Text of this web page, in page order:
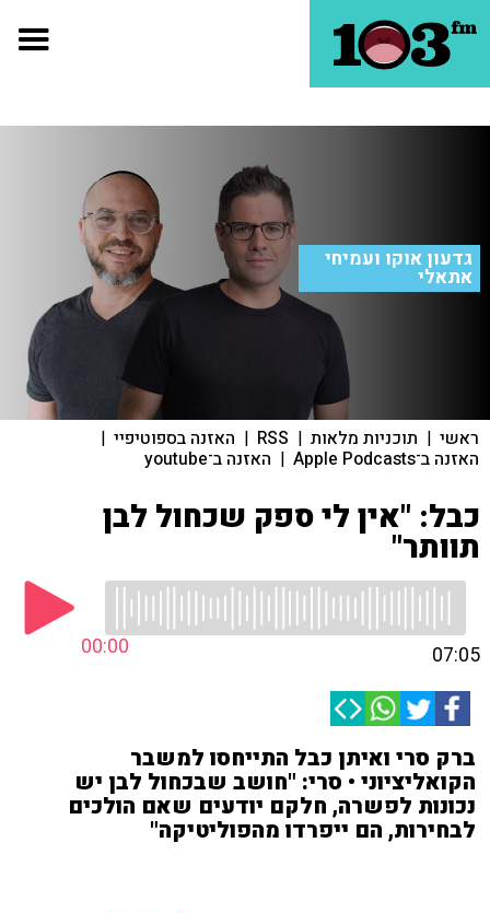
גדעון אוקו ועמיחי
אתאלי
ראשי | תוכניות מלאות |
RSS
| האזנה בספוטיפיי |
האזנה ב־Apple Podcasts | האזנה ב־youtube
כבל: "אין לי ספק שכחול לבן
תוותר"
00:00 07:05
ברק סרי ואיתן כבל התייחסו למשבר
הקואליציוני • סרי: "חושב שבכחול לבן יש
נכונות לפשרה, חלקם יודעים שאם הולכים
לבחירות, הם ייפרדו מהפוליטיקה"